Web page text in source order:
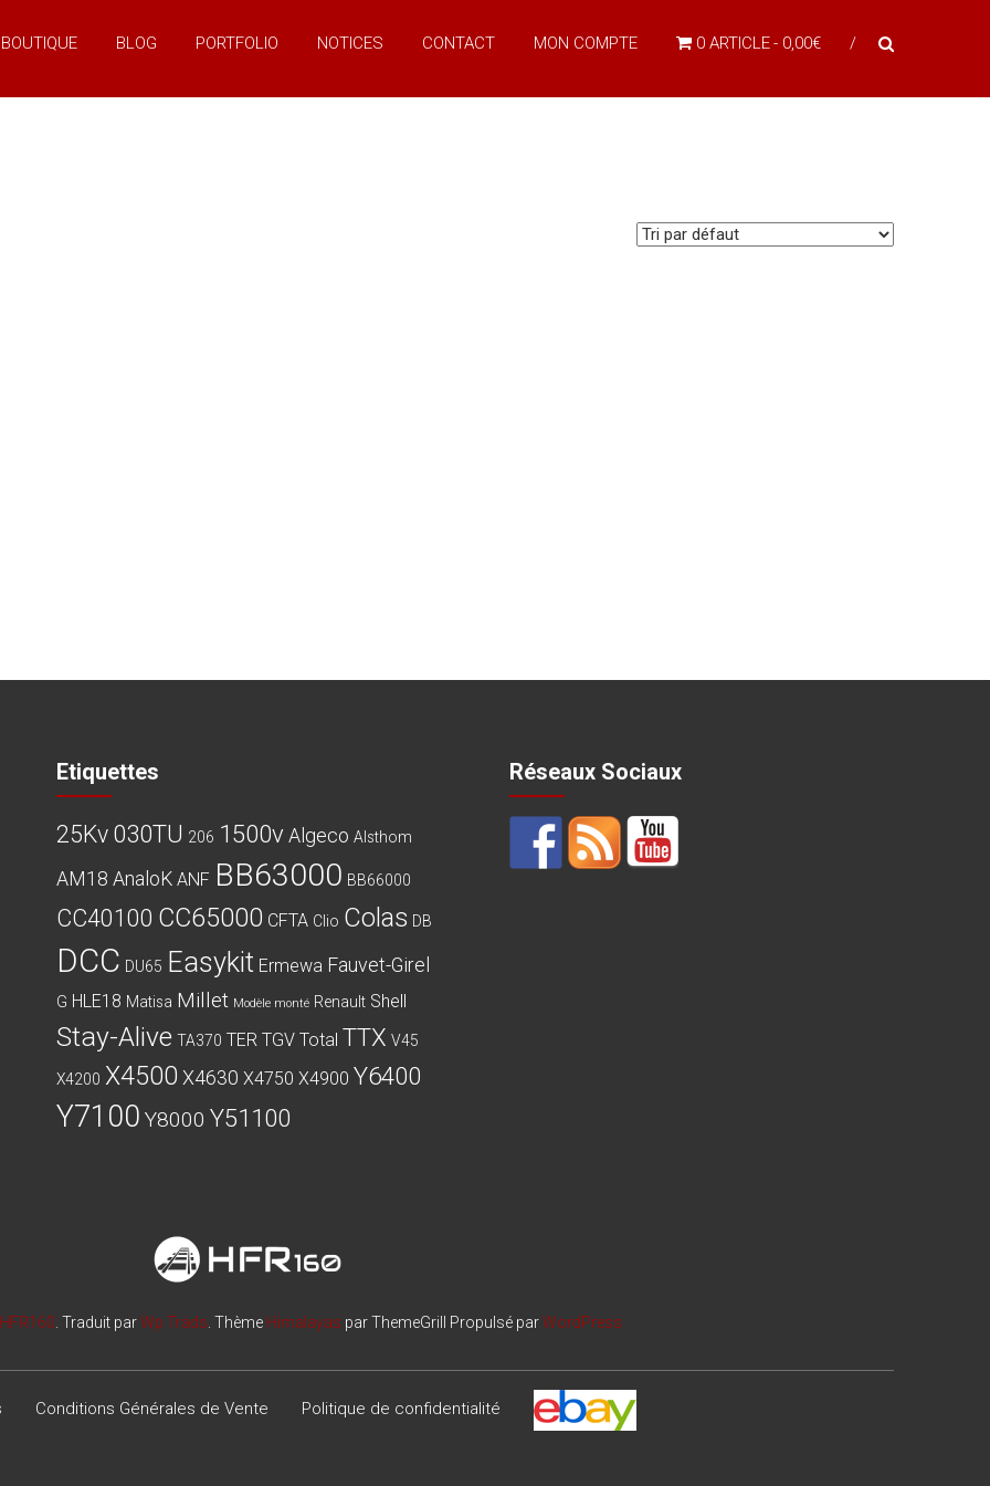
BOUTIQUE BLOG PORTFOLIO NOTICES CONTACT MON COMPTE 0 ARTICLE 0,00€
Etiquettes
25Kv 030TU 206 1500v Algeco Alsthom
AM18 AnaloK ANF BB63000 BB66000
CC40100 CC65000 CFTA Clio Colas DB
DCC DU65 Easykit Ermewa Fauvet-Girel
G HLE18 Matisa Millet Modèle monté Renault Shell
Stay-Alive TA370 TER TGV Total TTX V45
X4200 X4500 X4630 X4750 X4900 Y6400
Y7100 Y8000 Y51100
Réseaux Sociaux
HFR160 . Traduit parWp Trads . Thème Himalayas par ThemeGrill Propulsé parWordPress
Conditions Générales de Vente Politique de confidentialité